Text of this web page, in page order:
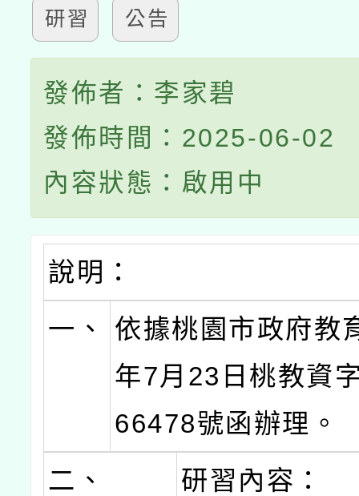
研習 公告
發佈者：李家碧
發佈時間：2025-06-02
內容狀態：啟用中
說明：
一、
依據桃園市政府教
年7月23日桃教資
66478號函辦理。
二、
研習內容：